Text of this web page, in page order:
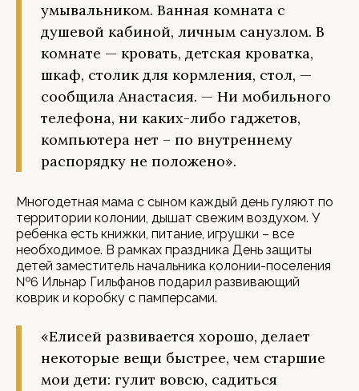
умывальником. Ванная комната с
душевой кабиной, личным санузлом. В
комнате — кровать, детская кроватка,
шкаф, столик для кормления, стол, —
сообщила Анастасия. — Ни мобильного
телефона, ни каких-либо гаджетов,
компьютера нет – по внутреннему
распорядку не положено».
Многодетная мама с сыном каждый день гуляют по
территории колонии, дышат свежим воздухом. У
ребенка есть книжки, питание, игрушки – все
необходимое. В рамках праздника День защиты
детей заместитель начальника колонии-поселения
№6 Ильнар Гильфанов подарил развивающий
коврик и коробку с памперсами.
«Елисей развивается хорошо, делает
некоторые вещи быстрее, чем старшие
мои дети: гулит вовсю, садиться